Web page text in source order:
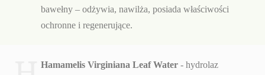
bawełny – odżywia, nawilża, posiada właściwości
ochronne i regenerujące.
Hamamelis Virginiana Leaf Water - hydrolaz